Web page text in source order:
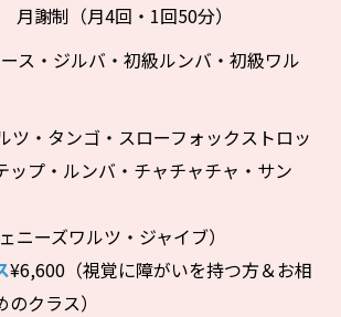
謝制（月4回・1回50分）
ス・ジルバ・初級ルンバ・初級ワル
ツ・タンゴ・スローフォックストロッ
ップ・ルンバ・チャチャチャ・サン
ニーズワルツ・ジャイブ）
¥6,600（視覚に障がいを持つ方＆お相
クラス）